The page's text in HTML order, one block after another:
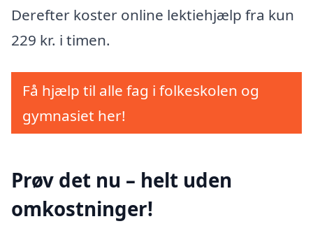
Derefter koster online lektiehjælp fra kun
229 kr. i timen.
Få hjælp til alle fag i folkeskolen og
gymnasiet her!
Prøv det nu – helt uden
omkostninger!